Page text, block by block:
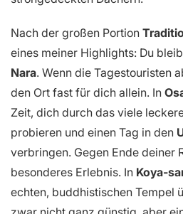
Nach der großen Portion
eines meiner Highlights: Du
Nara. Wenn die Tagestouristen
den Ort fast für dich allein. In
Zeit, dich durch das viele
probieren und einen Tag in den
verbringen. Gegen Ende deiner
besonderes Erlebnis. In Koya-
echten, buddhistischen Tempel